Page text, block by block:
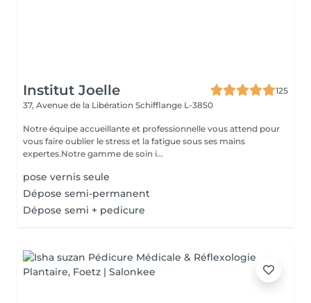
Institut Joelle
125
37, Avenue de la Libération Schifflange L-3850
Notre équipe accueillante et professionnelle vous attend pour
vous faire oublier le stress et la fatigue sous ses mains
expertes.Notre gamme de soin i...
pose vernis seule
Dépose semi-permanent
Dépose semi + pedicure